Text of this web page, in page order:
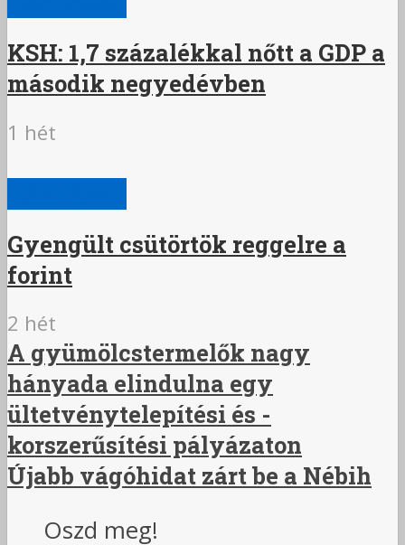
KSH: 1,7 százalékkal nőtt a GDP a
második negyedévben
1 hét
Gyengült csütörtök reggelre a
forint
2 hét
A gyümölcstermelők nagy
hányada elindulna egy
ültetvénytelepítési és -
korszerűsítési pályázaton
Újabb vágóhidat zárt be a Nébih
Oszd meg!